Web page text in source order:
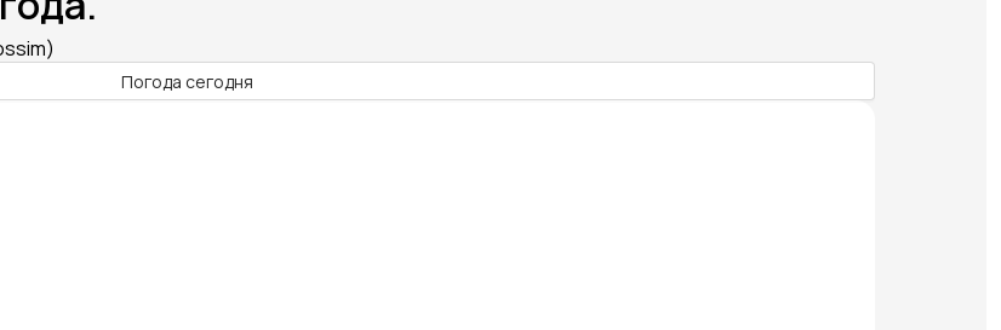
Погода сегодня